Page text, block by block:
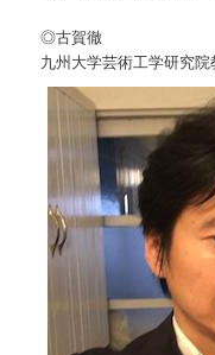
◎古賀徹
九州大学芸術工学研究院